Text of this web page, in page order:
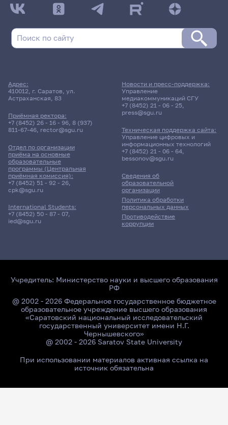
Адрес:
410012, г. Саратов, ул.
Астраханская, 83
Приёмная ректора:
+7 (8452) 26 - 16 - 96, 8 (937)
811-67-46, rector@sgu.ru
Отдел по организации
приёма на основные
образовательные
программы (Центральная
приёмная комиссия):
+7 (8452) 51 - 92 - 26,
cpk@sgu.ru
International Students:
+7 (8452) 50 - 87 - 07,
ied@sgu.ru
Сведения об
образовательной
организации
Политика обработки
персональных данных
Противодействие
коррупции
Новости и пресс-поддержка:
Управление
медиакоммуникаций СГУ
+7 (8452) 21 - 06 - 25,
press@sgu.ru
Техническая поддержка сайта:
Управление цифровых и
информационных технологий
+7 (8452) 21 - 06 - 64,
bessonov@sgu.ru
Учредитель: Министерство науки и высшего образования
РФ
@ 2002 - 2026 Федеральное государственное бюджетное
образовательное учреждение высшего образования
«Саратовский национальный исследовательский
государственный университет имени Н.Г.
Чернышевского»
@ 2002 - 2026 Saratov State University
При использовании материалов активная ссылка на
источник обязательна